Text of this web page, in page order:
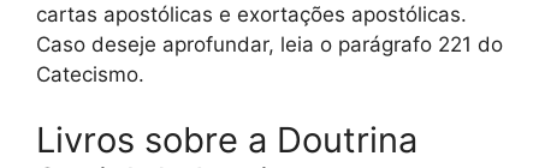
cartas apostólicas e exortações apostólicas.
Caso deseje aprofundar, leia o parágrafo 221 do
Catecismo.
Livros sobre a Doutrina